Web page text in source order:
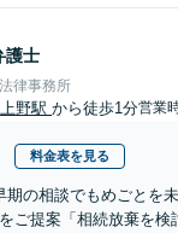
護士
律事務所
上野駅 から徒歩1分営業
料金表を見る
期の相談でもめごと
ご提案「相続放棄を